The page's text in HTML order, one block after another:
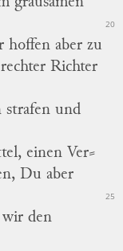
20
hoffen aber zu
Richter
strafen und
einen Ver⸗
Du aber
25
wir den